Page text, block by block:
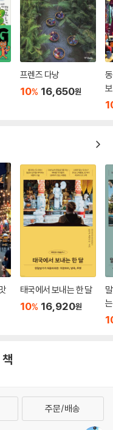
음식이 입에 안 맞다고 해
론이고, 세계 각국의 음식점
』은 〈배틀트립〉을 비롯한
랜 시간 여행 방송에 몸담은
국인 입맛에 딱 맞는 베스
그만. 『리얼 호치민』과 함
면 된다.
알려주는 앱북
일 지도
전여행 가이드
프렌즈 다낭
10% 16,650원
태국에서 보내는 한 달
10% 16,920원
주문/배송